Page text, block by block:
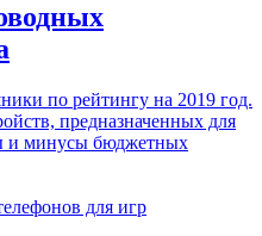
по рейтингу на 2019 год.
предназначенных для
и минусы бюджетных